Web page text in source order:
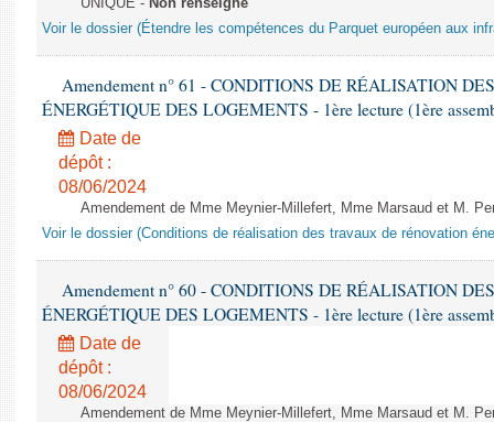
UNIQUE - Non renseigné
Voir le dossier (Étendre les compétences du Parquet européen aux
Amendement n° 61 - CONDITIONS DE RÉALISATION
ÉNERGÉTIQUE DES LOGEMENTS - 1ère lecture (1ère
Date de
dépôt :
08/06/2024
Amendement de Mme Meynier-Millefert, Mme Marsaud et M.
Voir le dossier (Conditions de réalisation des travaux de rénovation
Amendement n° 60 - CONDITIONS DE RÉALISATION
ÉNERGÉTIQUE DES LOGEMENTS - 1ère lecture (1ère
Date de
dépôt :
08/06/2024
Amendement de Mme Meynier-Millefert, Mme Marsaud et M.